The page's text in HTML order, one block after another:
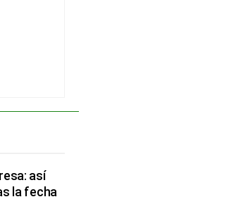
así
la fecha